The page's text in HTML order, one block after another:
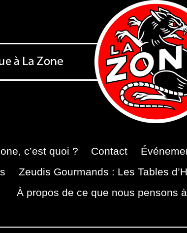
c’est quoi ? Contact
Zeudis Gourmands : Les Tables
À propos de ce que nous pensons